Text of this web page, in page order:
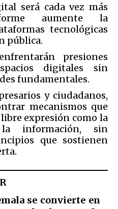
será cada vez más
aumente la
tecnológicas
pública.
presiones
digitales sin
fundamentales.
y ciudadanos,
mecanismos que
expresión como la
información, sin
que sostienen
se convierte en